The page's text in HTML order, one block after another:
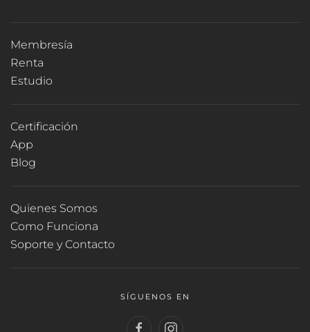
Membresía
Renta
Estudio
Certificación
App
Blog
Quienes Somos
Como Funciona
Soporte y Contacto
SÍGUENOS EN